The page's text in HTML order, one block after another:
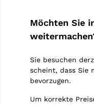
Sulfite
Biondi
Zenato
Ca'
Weitere Informationen finden
Möchten Sie
Sie besuchen
scheint, dass Sie
bevorzugen.
Um korrekte